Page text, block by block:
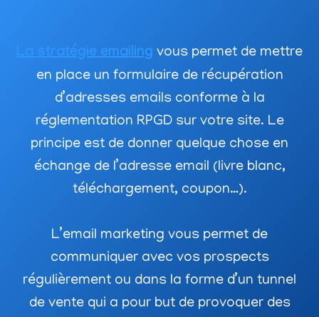
La stratégie emailing vous permet de mettre
en place un formulaire de récupération
d’adresses emails conforme à la
réglementation RPGD sur votre site. Le
principe est de donner quelque chose en
échange de l’adresse email (livre blanc,
téléchargement, coupon…).
L’email marketing vous permet de
communiquer avec vos prospects
régulièrement ou dans la forme d’un tunnel
de vente qui a pour but de provoquer des